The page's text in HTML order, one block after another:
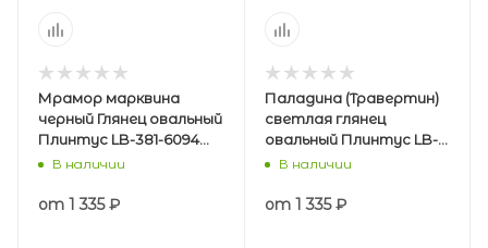
Мрамор марквина
черный Глянец овальный
Плинтус LB-381-6094
(загл.Черный 459)
В наличии
от 1 335 ₽
Паладина (Травертин)
светлая глянец
овальный Плинтус LB-
381-6128
В наличии
от 1 335 ₽